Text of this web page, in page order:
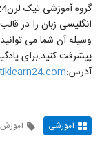
انگلیسی زبان را در
وسیله آن شما می
آدرس:
آموزشی آموزش